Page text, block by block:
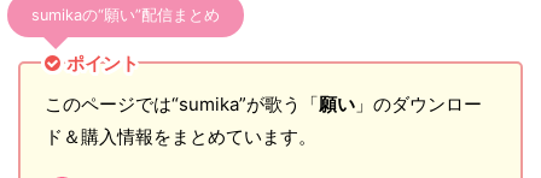
sumikaの“願い”配信まとめ
ポイント
このページでは“sumika”が歌う「願い 」のダウンロー
ド＆購入情報をまとめています。